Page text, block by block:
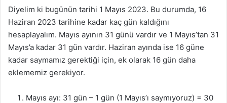
Diyelim ki bugünün tarihi 1 Mayıs 2023. Bu durumda, 16
Haziran 2023 tarihine kadar kaç gün kaldığını
hesaplayalım. Mayıs ayının 31 günü vardır ve 1 Mayıs’tan 31
Mayıs’a kadar 31 gün vardır. Haziran ayında ise 16 güne
kadar saymamız gerektiği için, ek olarak 16 gün daha
eklememiz gerekiyor.
Mayıs ayı: 31 gün – 1 gün (1 Mayıs’ı saymıyoruz) = 30